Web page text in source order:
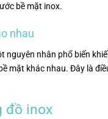
bề mặt inox.
nhau
nguyên nhân phổ biến
mặt khác nhau. Đây là
đồ inox